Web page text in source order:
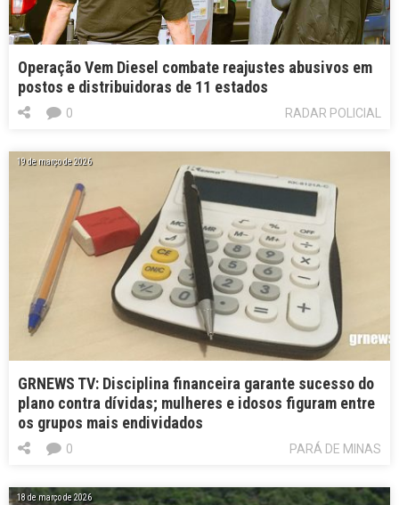
Operação Vem Diesel combate reajustes abusivos em
postos e distribuidoras de 11 estados
RADAR POLICIAL
0
19 de março de 2026
GRNEWS TV: Disciplina financeira garante sucesso do
plano contra dívidas; mulheres e idosos figuram entre
os grupos mais endividados
PARÁ DE MINAS
0
18 de março de 2026